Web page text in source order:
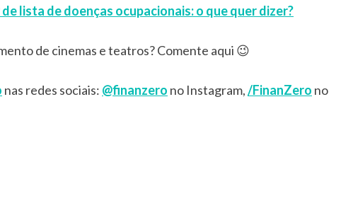
lista de doenças ocupacionais: o que quer dizer?
de cinemas e teatros? Comente aqui 😉
nas redes sociais: @finanzero no Instagram,/FinanZero no